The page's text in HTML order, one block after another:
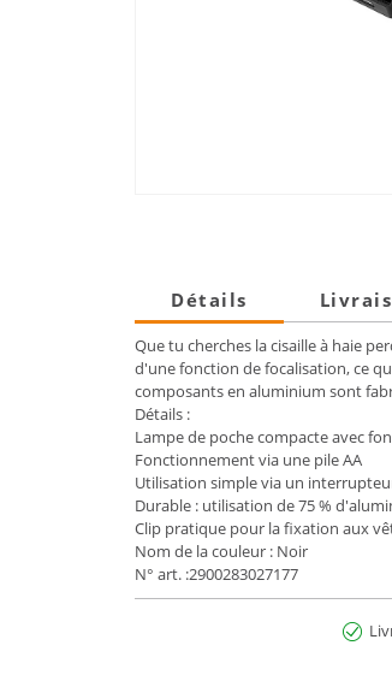
Détails
Que tu cherches la cisaille à haie
d'une fonction de focalisation, ce
composants en aluminium sont
Détails :
Lampe de poche compacte avec
Fonctionnement via une pile AA
Utilisation simple via un
Durable : utilisation de 75 %
Clip pratique pour la fixation aux
Nom de la couleur : Noir
N° art. :2900283027177